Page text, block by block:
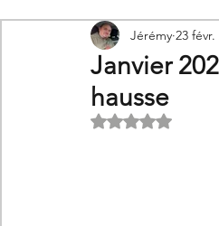
Citroën C3 Aircross
Citroën C5 X Citroën
Janvier
hausse
Jérémy 23 févr.
Noté NaN